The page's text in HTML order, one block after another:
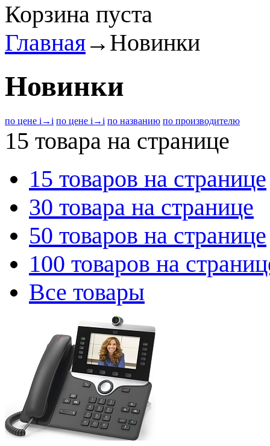
Корзина пуста
Главная→ Новинки
Новинки
по цене i →i по цене i →i по названию по производителю
15 товара на странице
15 товаров на странице
30 товара на странице
50 товаров на странице
100 товаров на
Все товары